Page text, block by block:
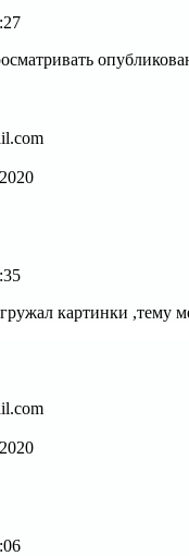
картинки ,тему